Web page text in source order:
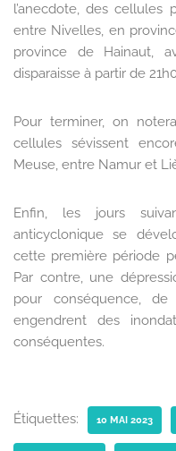
l’anecdote, des cellules
entre Nivelles, en
province de Hainaut,
disparaisse à partir de
Pour terminer, on
cellules sévissent
Meuse, entre Namur et
Enfin, les jours
anticyclonique se
cette première période
Par contre, une
pour conséquence,
engendrent des
conséquentes.
Étiquettes: 10 MAI 2023